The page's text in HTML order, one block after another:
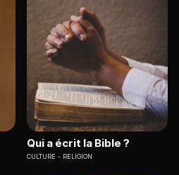
Qui a écrit la Bible ?
CULTURE RELIGION